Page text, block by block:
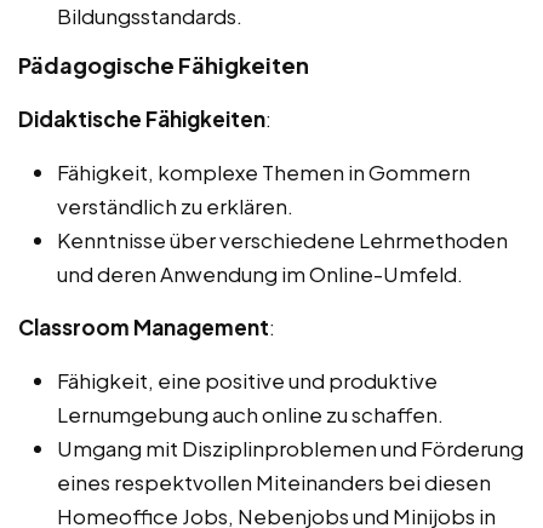
Bildungsstandards.
Pädagogische Fähigkeiten
Didaktische Fähigkeiten:
Fähigkeit, komplexe Themen in Gommern
verständlich zu erklären.
Kenntnisse über verschiedene Lehrmethoden
und deren Anwendung im Online-Umfeld.
Classroom Management:
Fähigkeit, eine positive und produktive
Lernumgebung auch online zu schaffen.
Umgang mit Disziplinproblemen und Förderung
eines respektvollen Miteinanders bei diesen
Homeoffice Jobs, Nebenjobs und Minijobs in